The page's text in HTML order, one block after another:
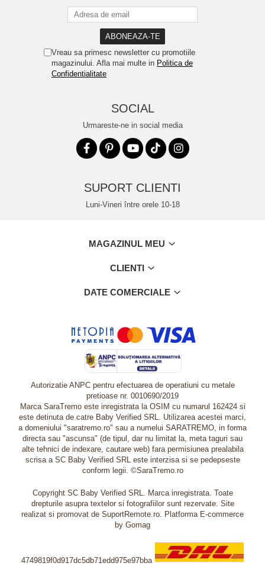
Vreau sa primesc newsletter cu promotiile
magazinului. Afla mai multe in Politica de
Confidentialitate
SOCIAL
Urmareste-ne in social media
SUPORT CLIENTI
Luni-Vineri între orele 10-18
MAGAZINUL MEU
CLIENTI
DATE COMERCIALE
Autorizatie ANPC pentru efectuarea de operatiuni cu metale
pretioase nr. 0010690/2019
Marca SaraTremo este inregistrata la OSIM cu numarul 162424 si
este detinuta de catre Baby Verified SRL. Utilizarea acestei marci,
a domeniului "saratremo.ro" sau a numelui SARATREMO, in forma
directa sau "ascunsa" (de tipul, dar nu limitat la, meta taguri sau
alte tehnici de indexare, cautare web) fara permisiunea prealabila
scrisa a SC Baby Verified SRL este interzisa si se pedepseste
conform legii. ©SaraTremo.ro
Copyright SC Baby Verified SRL. Marca inregistrata. Toate
drepturile asupra textelor si fotografiilor sunt rezervate. Site
realizat si promovat de SuportRemote.ro. Platforma E-commerce
by Gomag
4749819f0d917dc5db71edd975e97bba